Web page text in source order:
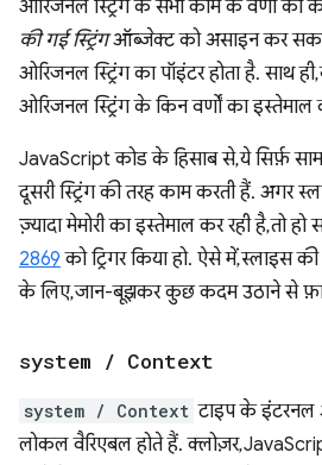
ओरिजनल स्ट्रिंग के सभी काम के वर्णों को
की गई स्ट्रिंगऑब्जेक्ट को असाइन कर
ओरिजनल स्ट्रिंग का पॉइंटर होता है. साथ
ओरिजनल स्ट्रिंग के किन वर्णों का इस्तेमाल
JavaScript कोड के हिसाब से, ये सिर्फ़
दूसरी स्ट्रिंग की तरह काम करती हैं. अगर
ज़्यादा मेमोरी का इस्तेमाल कर रही है, तो हो
2869 को ट्रिगर किया हो. ऐसे में, स्लाइस
के लिए, जान-बूझकर कुछ कदम उठाने से
system / Context
system / Context टाइप के
लोकल वैरिएबल होते हैं. क्लोज़र,